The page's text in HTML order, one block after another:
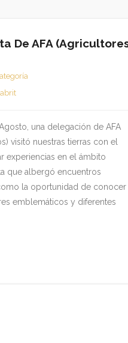
De AFA
una delegación de AFA
visitó nuestras tierras con el
experiencias en el ámbito
que albergó encuentros
la oportunidad de conocer
emblemáticos y diferentes